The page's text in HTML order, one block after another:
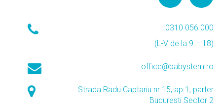
0310 056 000
(L-V de la 9 – 18)
office@babystem.ro
Strada Radu Captariu nr 15, ap 1, parter
Bucuresti Sector 2